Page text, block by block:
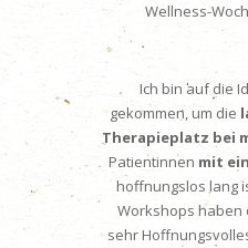
Wellness-
Ich bin auf die
gekommen, um die
Therapieplatz bei
Patientinnen mit
hoffnungslos lang
Workshops haben
sehr